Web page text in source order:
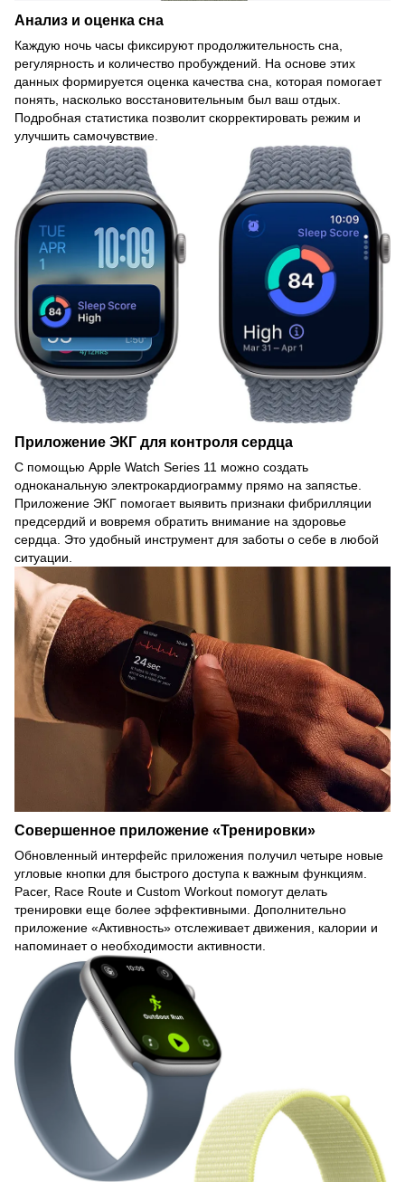
Анализ и оценка сна
Каждую ночь часы фиксируют продолжительность сна,
регулярность и количество пробуждений. На основе этих
данных формируется оценка качества сна, которая помогает
понять, насколько восстановительным был ваш отдых.
Подробная статистика позволит скорректировать режим и
улучшить самочувствие.
Приложение ЭКГ для контроля сердца
С помощью Apple Watch Series 11 можно создать
одноканальную электрокардиограмму прямо на запястье.
Приложение ЭКГ помогает выявить признаки фибрилляции
предсердий и вовремя обратить внимание на здоровье
сердца. Это удобный инструмент для заботы о себе в любой
ситуации.
Совершенное приложение «Тренировки»
Обновленный интерфейс приложения получил четыре новые
угловые кнопки для быстрого доступа к важным функциям.
Pacer, Race Route и Custom Workout помогут делать
тренировки еще более эффективными. Дополнительно
приложение «Активность» отслеживает движения, калории и
напоминает о необходимости активности.